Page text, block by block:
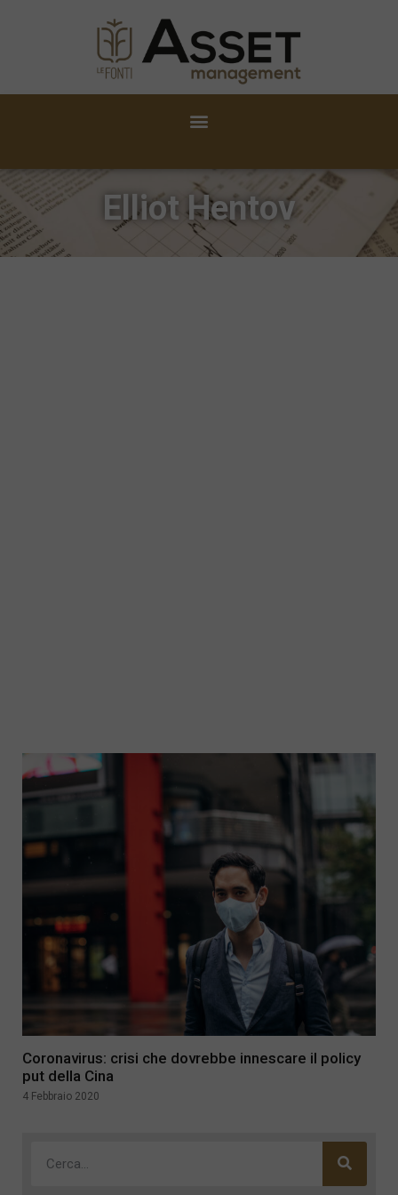
Elliot Hentov
Coronavirus: crisi che dovrebbe innescare il policy
put della Cina
4 Febbraio 2020